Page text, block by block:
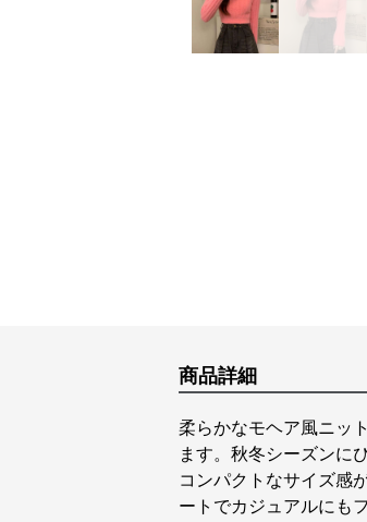
商品詳細
柔らかなモヘア風ニッ
ます。秋冬シーズンに
コンパクトなサイズ感
ートでカジュアルにも